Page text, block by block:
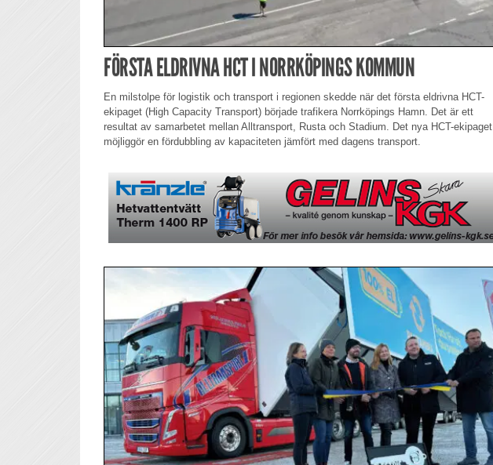
FÖRSTA ELDRIVNA HCT I NORRKÖPINGS KOMMUN
En milstolpe för logistik och transport i regionen skedde när det första eldrivna HCT-
ekipaget (High Capacity Transport) började trafikera Norrköpings Hamn. Det är ett
resultat av samarbetet mellan Alltransport, Rusta och Stadium. Det nya HCT-ekipaget
möjliggör en fördubbling av kapaciteten jämfört med dagens transport.